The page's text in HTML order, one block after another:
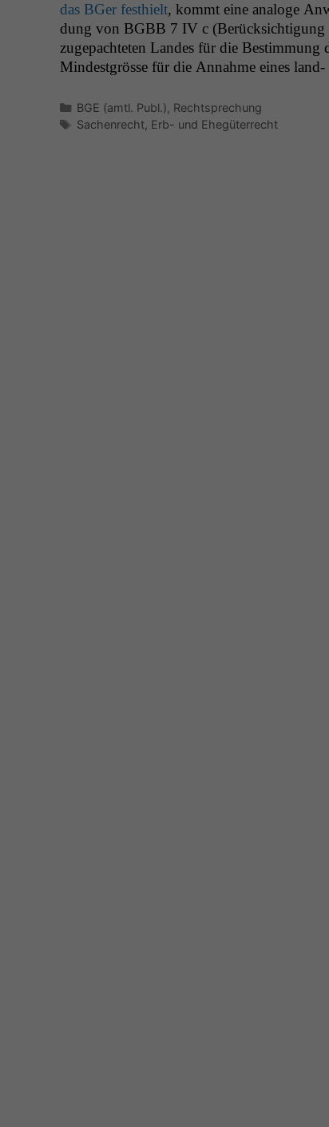
das BGer fes­thielt, kommt eine analoge
dung von BGBB 7 IVc (Berück­sich­ti­gung
zugepachteten Lan­des für die Bes­tim­mung
Min­dest­grösse für die Annahme eines land­
Kategorien
BGE (amtl. Publ.), Rechtsprechung
Schlagwörter
Sachenrecht, Erb- und Ehegüterrecht